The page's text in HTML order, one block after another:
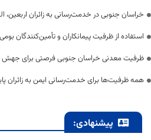
خراسان جنوبی در خدمت‌رسانی به زائران
استفاده از ظرفیت پیمانکاران و تأمین‌کنندگان
ظرفیت معدنی خراسان جنوبی فرصتی برای جهش
همه ظرفیت‌ها برای خدمت‌رسانی ایمن به زائران
پیشنهادی: